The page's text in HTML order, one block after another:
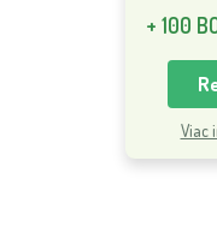
+ 100
Viac